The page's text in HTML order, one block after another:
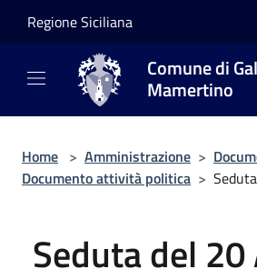
Regione Siciliana
Comune di
Mamertino
Home > Amministrazione >
Documento attività politica >
Seduta del